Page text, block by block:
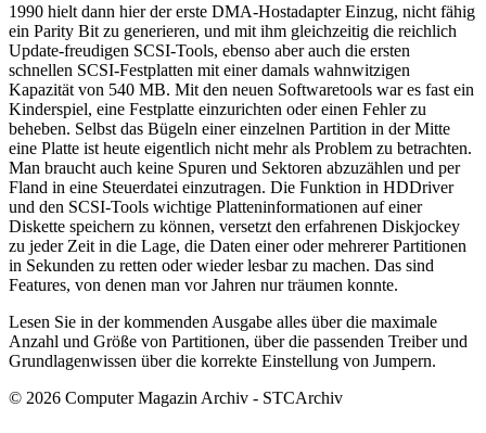
1990 hielt dann hier der erste DMA-Hostadapter Einzug, nicht fähig
ein Parity Bit zu generieren, und mit ihm gleichzeitig die reichlich
Update-freudigen SCSI-Tools, ebenso aber auch die ersten
schnellen SCSI-Festplatten mit einer damals wahnwitzigen
Kapazität von 540 MB. Mit den neuen Softwaretools war es fast ein
Kinderspiel, eine Festplatte einzurichten oder einen Fehler zu
beheben. Selbst das Bügeln einer einzelnen Partition in der Mitte
eine Platte ist heute eigentlich nicht mehr als Problem zu betrachten.
Man braucht auch keine Spuren und Sektoren abzuzählen und per
Fland in eine Steuerdatei einzutragen. Die Funktion in HDDriver
und den SCSI-Tools wichtige Platteninformationen auf einer
Diskette speichern zu können, versetzt den erfahrenen Diskjockey
zu jeder Zeit in die Lage, die Daten einer oder mehrerer Partitionen
in Sekunden zu retten oder wieder lesbar zu machen. Das sind
Features, von denen man vor Jahren nur träumen konnte.
Lesen Sie in der kommenden Ausgabe alles über die maximale
Anzahl und Größe von Partitionen, über die passenden Treiber und
Grundlagenwissen über die korrekte Einstellung von Jumpern.
© 2026 Computer Magazin Archiv - STCArchiv